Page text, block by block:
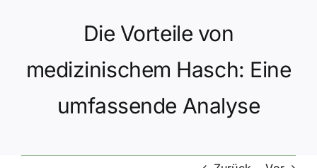
Hilfe und Kontakt
Datenschutz
Die Vorteile von
medizinischem Hasch: Eine
umfassende Analyse